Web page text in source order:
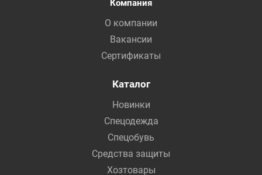
Компания
О компании
Вакансии
Сертификаты
Каталог
Новинки
Спецодежда
Спецобувь
Средства защиты
Хозтовары